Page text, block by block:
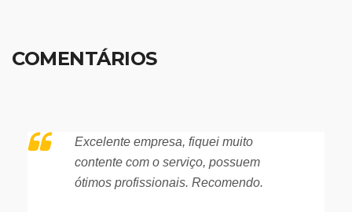
COMENTÁRIOS
Excelente empresa, fiquei muito
contente com o serviço, possuem
ótimos profissionais. Recomendo.